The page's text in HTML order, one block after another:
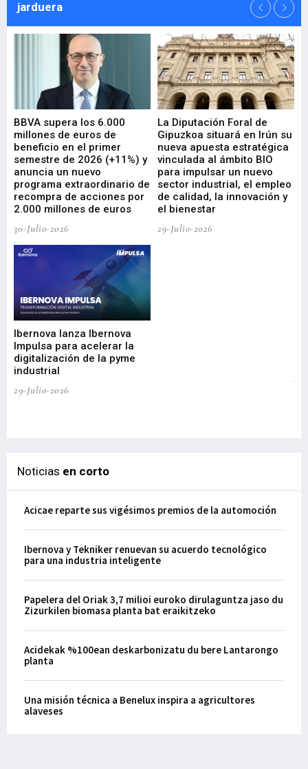
jarduera
BBVA supera los 6.000
millones de euros de
beneficio en el primer
semestre de 2026 (+11%) y
anuncia un nuevo
programa extraordinario de
recompra de acciones por
2.000 millones de euros
30-Julio-2026
La Diputación Foral de
Gipuzkoa situará en Irún su
nueva apuesta estratégica
vinculada al ámbito BIO
para impulsar un nuevo
sector industrial, el empleo
de calidad, la innovación y
el bienestar
29-Julio-2026
Ibernova lanza Ibernova
Impulsa para acelerar la
digitalización de la pyme
industrial
29-Julio-2026
Noticias en corto
Acicae reparte sus vigésimos premios de la automoción
Ibernova y Tekniker renuevan su acuerdo tecnológico
para una industria inteligente
Papelera del Oriak 3,7 milioi euroko dirulaguntza jaso du
Zizurkilen biomasa planta bat eraikitzeko
Acidekak %100ean deskarbonizatu du bere Lantarongo
planta
Una misión técnica a Benelux inspira a agricultores
alaveses